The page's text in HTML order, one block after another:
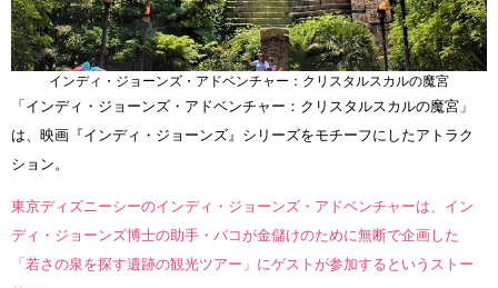
インディ・ジョーンズ・アドベンチャー：クリスタルスカルの魔宮
「インディ・ジョーンズ・アドベンチャー：クリスタルスカルの魔宮」
は、映画『インディ・ジョーンズ』シリーズをモチーフにしたアトラク
ション。
東京ディズニーシーのインディ・ジョーンズ・アドベンチャーは、イン
ディ・ジョーンズ博士の助手・パコが金儲けのために無断で企画した
「若さの泉を探す遺跡の観光ツアー」にゲストが参加するというストー